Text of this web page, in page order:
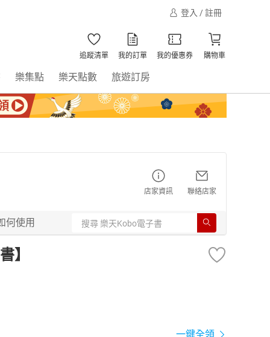
登入 / 註冊
追蹤清單 我的訂單 我的優惠券 購物車
樂集點 樂天點數 旅遊訂房
店家資訊 聯絡店家
何使用
】
一鍵全領